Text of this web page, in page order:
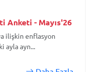
Anketi - Mayıs'26
ilişkin enflasyon
ayla ayn...